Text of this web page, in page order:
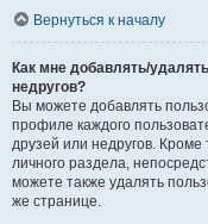
Вернуться к началу
Как мне добавлять/
недругов?
Вы можете добавлять
профиле каждого
друзей или недругов.
личного раздела,
можете также удалять
же странице.